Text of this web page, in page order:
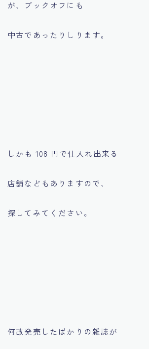
が、ブックオフにも
中古であったりしります。
しかも 108 円で仕入れ出来る
店舗などもありますので、
探してみてください。
何故発売したばかりの雜誌が